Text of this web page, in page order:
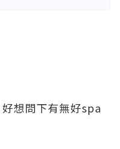
想問下有無好spa